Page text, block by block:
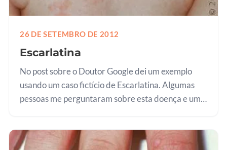
26 DE SETEMBRO DE 2012
Escarlatina
No post sobre o Doutor Google dei um exemplo
usando um caso fictício de Escarlatina. Algumas
pessoas me perguntaram sobre esta doença e uma